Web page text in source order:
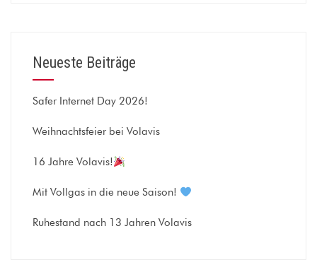
Neueste Beiträge
Safer Internet Day 2026!
Weihnachtsfeier bei Volavis
16 Jahre Volavis!
Mit Vollgas in die neue Saison!
Ruhestand nach 13 Jahren Volavis